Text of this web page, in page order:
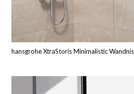
hansgrohe XtraStoris Minimalistic